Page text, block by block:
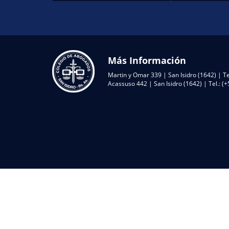
Más Información
Martin y Omar 339 | San Isidro (1642) |
Acassuso 442 | San Isidro (1642) | Tel.: